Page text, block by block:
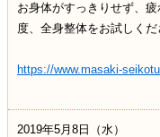
お身体がすっきりせず、
度、全身整体をお試しくだ
https://www.masaki-
2019年5月8日（水）